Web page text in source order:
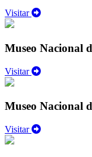
Visitar
Museo Nacional
Visitar
Museo Nacional
Visitar